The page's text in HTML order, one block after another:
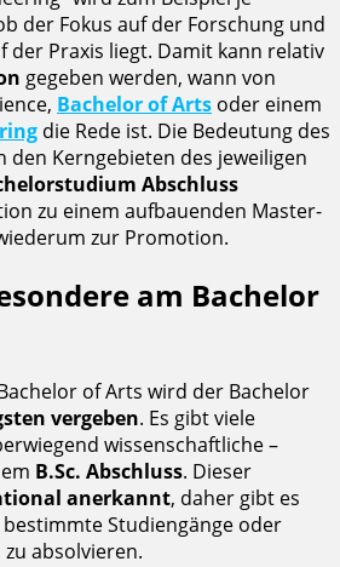
der Fokus auf der Forschung und
der Praxis liegt. Damit kann relativ
gegeben werden, wann von
Bachelor of Arts oder einem
die Rede ist. Die Bedeutung des
den Kerngebieten des jeweiligen
Abschluss
zu einem aufbauenden Master-
zur Promotion.
am Bachelor
of Arts wird der Bachelor
vergeben. Es gibt viele
wissenschaftliche –
B.Sc. Abschluss. Dieser
anerkannt, daher gibt es
Studiengänge oder
absolvieren.